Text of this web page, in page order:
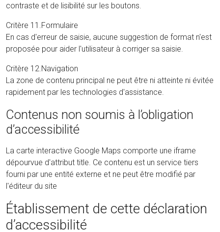
contraste et de lisibilité sur les boutons.
Critère 11.Formulaire
En cas d'erreur de saisie, aucune suggestion de format n'est
proposée pour aider l'utilisateur à corriger sa saisie.
Critère 12.Navigation
La zone de contenu principal ne peut être ni atteinte ni évitée
rapidement par les technologies d'assistance.
Contenus non soumis à l’obligation
d’accessibilité
La carte interactive Google Maps comporte une iframe
dépourvue d'attribut title. Ce contenu est un service tiers
fourni par une entité externe et ne peut être modifié par
l'éditeur du site
Établissement de cette déclaration
d’accessibilité